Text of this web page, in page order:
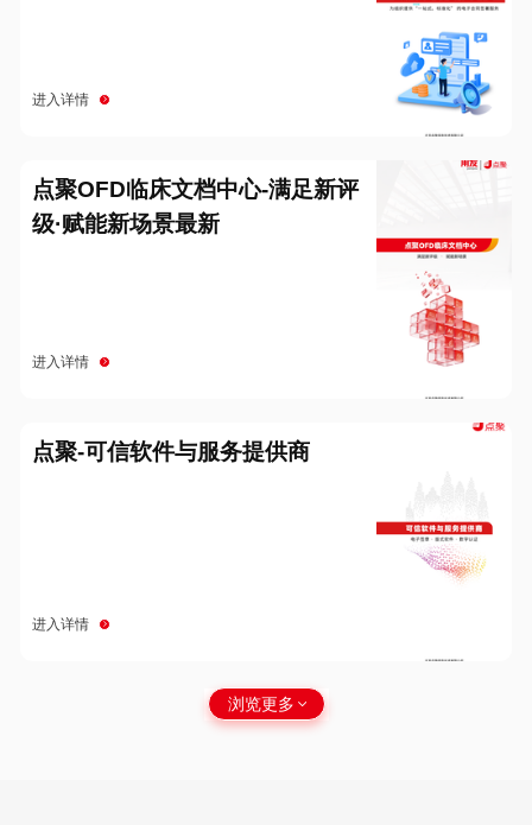
进入详情
点聚OFD临床文档中心-满足新评
级·赋能新场景最新
进入详情
点聚-可信软件与服务提供商
进入详情
浏览更多